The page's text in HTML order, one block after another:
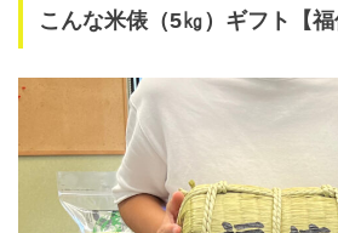
こんな米俵（5㎏）ギフト【